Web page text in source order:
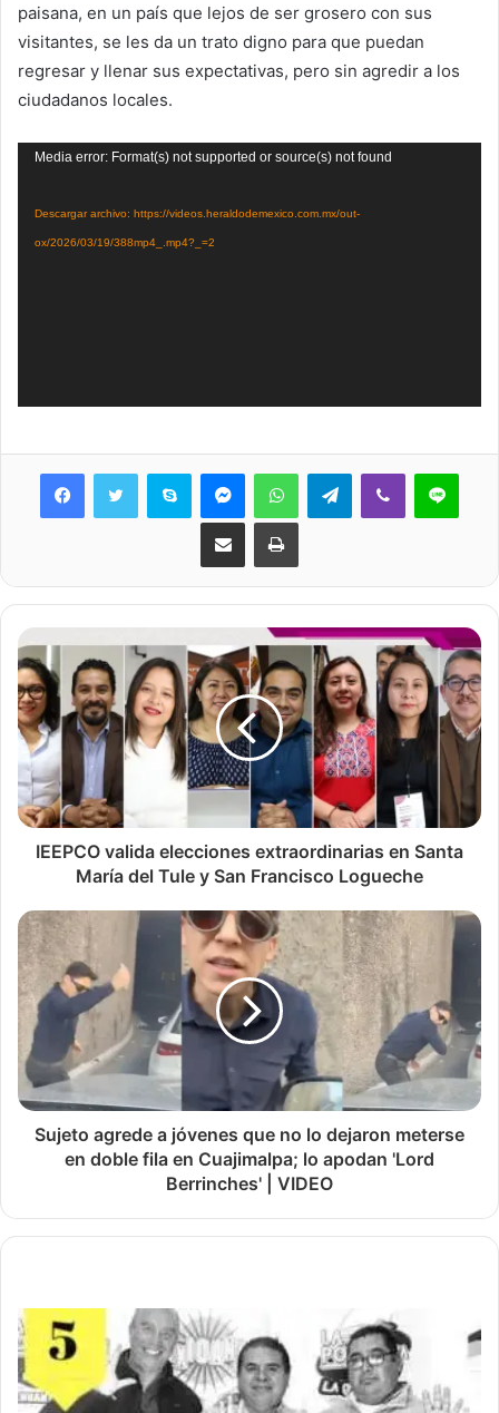
paisana, en un país que lejos de ser grosero con sus
visitantes, se les da un trato digno para que puedan
regresar y llenar sus expectativas, pero sin agredir a los
ciudadanos locales.
Reproductor
vídeo
Media error: Format(s) not supported or source(s) not found
Descargar archivo: https://videos.heraldodemexico.com.mx/out-
ox/2026/03/19/388mp4_.mp4?_=2
Skype MessengerWhatsAppTelegramViber Line
Share via Email Print
IEEPCO valida elecciones extraordinarias en Santa
María del Tule y San Francisco Logueche
Sujeto agrede a jóvenes que no lo dejaron meterse
en doble fila en Cuajimalpa; lo apodan 'Lord
Berrinches' | VIDEO